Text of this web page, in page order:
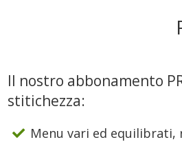
Il nostro abbonamento
stitichezza:
Menu vari ed